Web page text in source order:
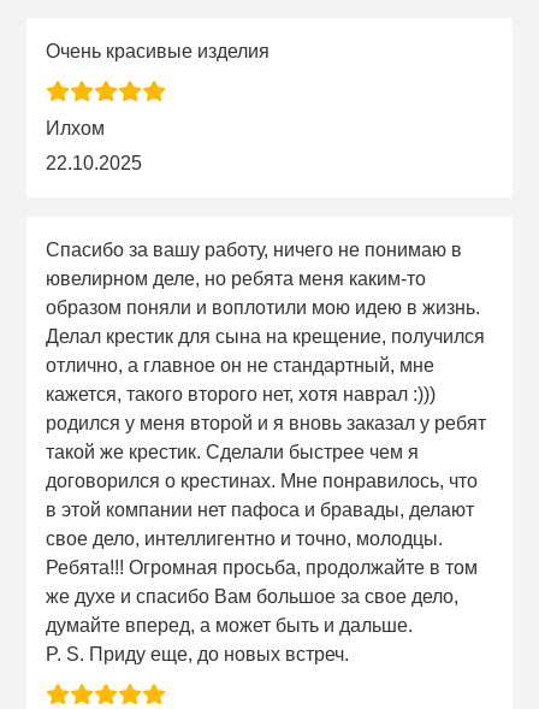
Очень красивые изделия
Илхом
22.10.2025
Спасибо за вашу работу, ничего не понимаю в
ювелирном деле, но ребята меня каким-то
образом поняли и воплотили мою идею в жизнь.
Делал крестик для сына на крещение, получился
отлично, а главное он не стандартный, мне
кажется, такого второго нет, хотя наврал :)))
родился у меня второй и я вновь заказал у ребят
такой же крестик. Сделали быстрее чем я
договорился о крестинах. Мне понравилось, что
в этой компании нет пафоса и бравады, делают
свое дело, интеллигентно и точно, молодцы.
Ребята!!! Огромная просьба, продолжайте в том
же духе и спасибо Вам большое за свое дело,
думайте вперед, а может быть и дальше.
P. S. Приду еще, до новых встреч.